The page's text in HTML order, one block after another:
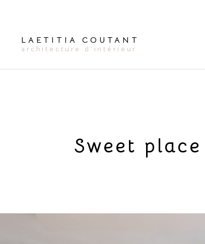
LAETITIA COUTANT
architecture d'intérieur
Sweet place